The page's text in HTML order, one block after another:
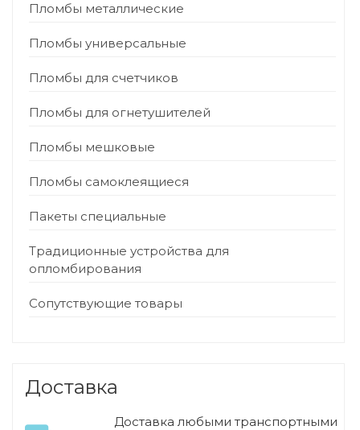
Пломбы металлические
Пломбы универсальные
Пломбы для счетчиков
Пломбы для огнетушителей
Пломбы мешковые
Пломбы самоклеящиеся
Пакеты специальные
Традиционные устройства для
опломбирования
Сопутствующие товары
Доставка
Доставка любыми транспортными